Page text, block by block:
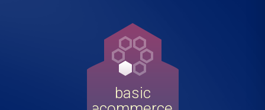
basic